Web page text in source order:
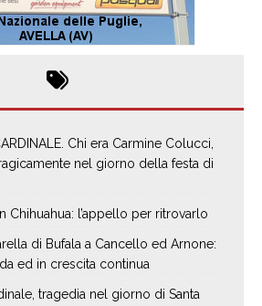
Chi era Carmine Colucci,
nel giorno della festa di
Chihuahua: l’appello per ritrovarlo
di Bufala a Cancello ed Arnone:
ed in crescita continua
tragedia nel giorno di Santa